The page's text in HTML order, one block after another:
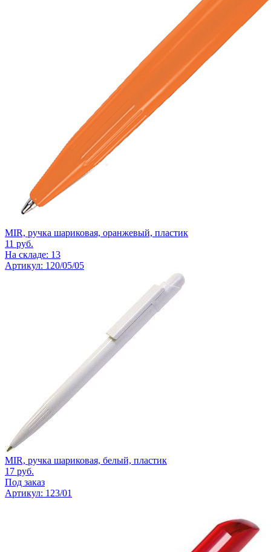
MIR, ручка шариковая, оранжевый, пластик
11 руб.
На складе: 13
Артикул: 120/05/05
MIR, ручка шариковая, белый, пластик
17 руб.
Под заказ
Артикул: 123/01